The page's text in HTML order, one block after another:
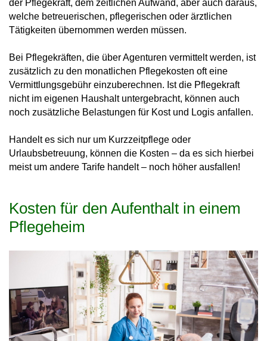
der Pflegekraft, dem zeitlichen Aufwand, aber auch daraus,
welche betreuerischen, pflegerischen oder ärztlichen
Tätigkeiten übernommen werden müssen.
Bei Pflegekräften, die über Agenturen vermittelt werden, ist
zusätzlich zu den monatlichen Pflegekosten oft eine
Vermittlungsgebühr einzuberechnen. Ist die Pflegekraft
nicht im eigenen Haushalt untergebracht, können auch
noch zusätzliche Belastungen für Kost und Logis anfallen.
Handelt es sich nur um Kurzzeitpflege oder
Urlaubsbetreuung, können die Kosten – da es sich hierbei
meist um andere Tarife handelt – noch höher ausfallen!
Kosten für den Aufenthalt in einem
Pflegeheim